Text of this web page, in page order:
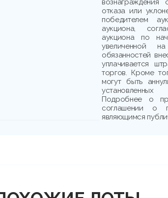
вознаграждения
отказа или
победителем
аукциона,
аукциона по
увеличенной
обязанностей
уплачивается
торгов. Кроме
могут быть
Подробнее о
соглашении о
являющимся